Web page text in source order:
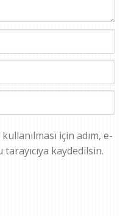
için adım, e-
kaydedilsin.